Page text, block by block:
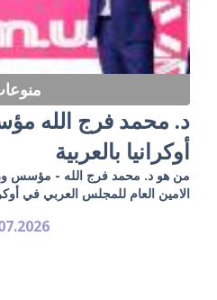
د. محمد فرج الله
أوكرانيا بالعربية
من هو د. محمد فرج الله - مؤسس
الامين العام للمجلس العربي في